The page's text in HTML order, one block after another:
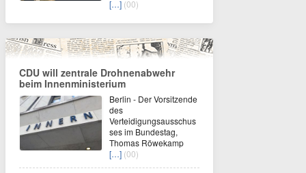
[…] (00)
CDU will zentrale Drohnenabwehr
beim Innenministerium
Berlin - Der Vorsitzende
des
Verteidigungsausschus
ses im Bundestag,
Thomas Röwekamp
[…] (00)